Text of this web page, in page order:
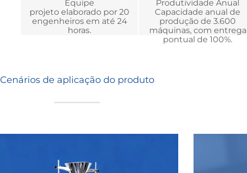
Equipe
projeto elaborado por 20
engenheiros em até 24
horas.
Produtividade Anual
Capacidade anual de
produção de 3.600
máquinas, com entrega
pontual de 100%.
Cenários de aplicação do produto